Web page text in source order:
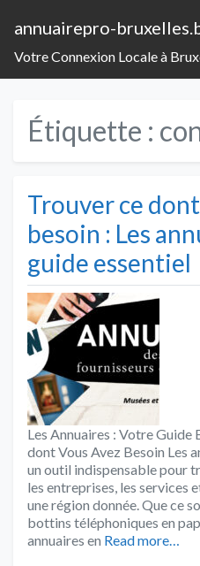
annuairepro-
Votre Connexion Locale à
Étiquette :
Trouver ce
besoin : Les
guide essentiel
Les Annuaires : Votre Guide
dont Vous Avez Besoin Les
un outil indispensable pour
les entreprises, les services
une région donnée. Que ce
bottins téléphoniques en
annuaires en Read more…